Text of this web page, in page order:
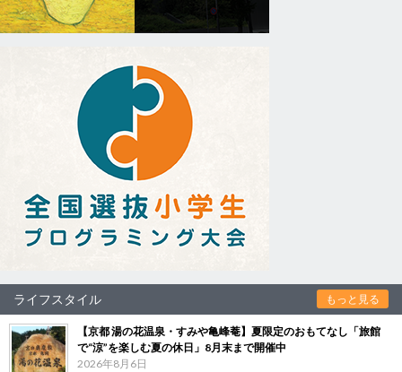
ライフスタイル もっと見る
【京都 湯の花温泉・すみや亀峰菴】夏限定のおもてなし「旅館
で“涼”を楽しむ夏の休日」8月末まで開催中
2026年8月6日